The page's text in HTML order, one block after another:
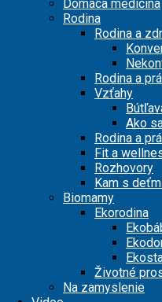
Domáca medicína
Rodina
Rodina a
Rodina a
Vzťahy
Ako
Rodina a
Fit a
Rozhovory
Kam s
Biomamy
Ekorodina
Životné
Na zamyslenie